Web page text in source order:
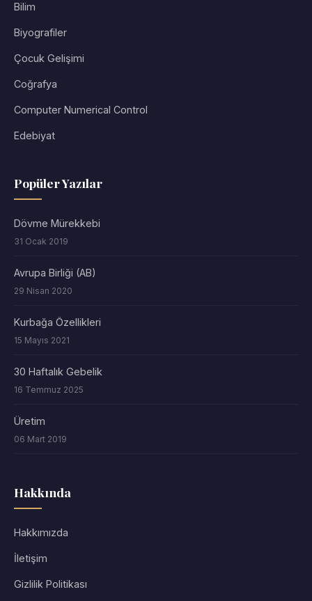
Bilim
Biyografiler
Çocuk Gelişimi
Coğrafya
Computer Numerical Control
Edebiyat
Popüler Yazılar
Dövme Mürekkebi
31 Ocak 2019
Avrupa Birliği (AB)
29 Nisan 2020
Kurbağa Özellikleri
15 Mayıs 2021
30 Haftalık Gebelik
16 Temmuz 2025
Üretim
06 Mart 2019
Hakkında
Hakkımızda
İletişim
Gizlilik Politikası